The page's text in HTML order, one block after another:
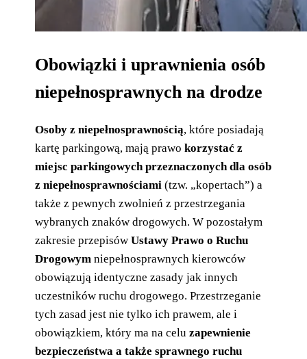
Obowiązki i uprawnienia osób
niepełnosprawnych na drodze
Osoby z niepełnosprawnością, które posiadają
kartę parkingową, mają prawokorzystać z
miejsc parkingowych przeznaczonych dla osób
z niepełnosprawnościami (tzw. „kopertach”) a
także z pewnych zwolnień z przestrzegania
wybranych znaków drogowych. W pozostałym
zakresie przepisówUstawy Prawo o Ruchu
Drogowym niepełnosprawnych kierowców
obowiązują identyczne zasady jak innych
uczestników ruchu drogowego. Przestrzeganie
tych zasad jest nie tylko ich prawem, ale i
obowiązkiem, który ma na celuzapewnienie
bezpieczeństwa a także sprawnego ruchu